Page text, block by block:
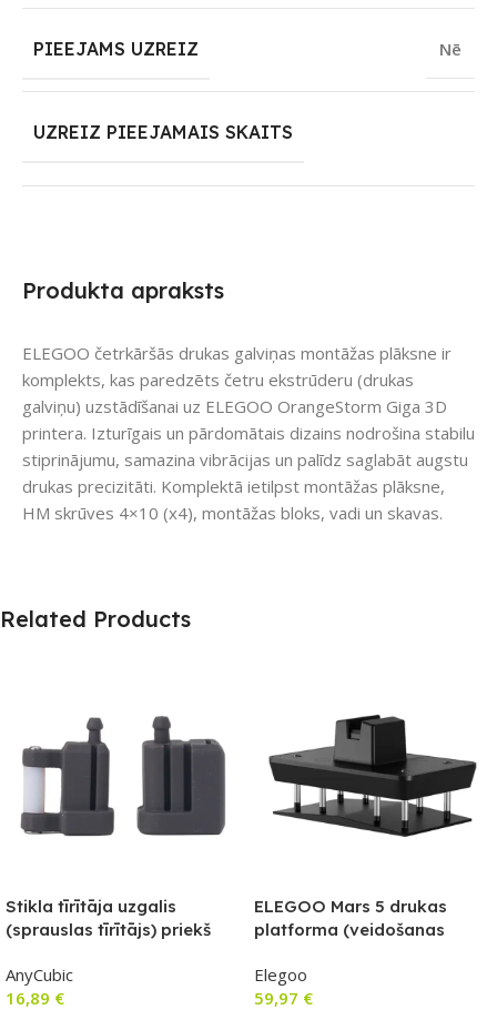
Produkta apraksts
ELEGOO četrkāršās drukas galviņas montāžas plāksne ir
komplekts, kas paredzēts četru ekstrūderu (drukas
galviņu) uzstādīšanai uz ELEGOO OrangeStorm Giga 3D
printera. Izturīgais un pārdomātais dizains nodrošina stabilu
stiprinājumu, samazina vibrācijas un palīdz saglabāt augstu
drukas precizitāti. Komplektā ietilpst montāžas plāksne,
HM skrūves 4×10 (x4), montāžas bloks, vadi un skavas.
PIEEJAMS UZREIZ Nē
UZREIZ PIEEJAMAIS SKAITS
Related Products
Stikla tīrītāja uzgalis
(sprauslas tīrītājs) priekš
Combo
AnyCubic
16,89 €
ELEGOO Mars 5 drukas
platforma (veidošanas
Elegoo
59,97 €